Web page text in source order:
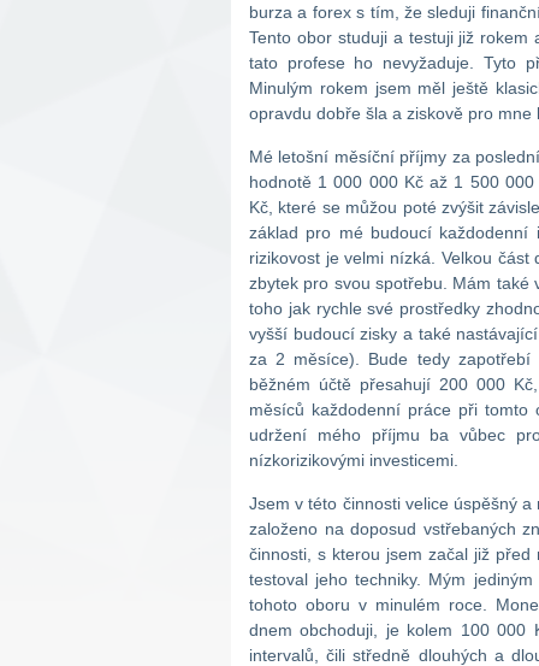
burza a forex s tím, že sleduji
Tento obor studuji a testuji již
tato profese ho nevyžaduje. Tyto
Minulým rokem jsem měl ještě
opravdu dobře šla a ziskově pro
Mé letošní měsíční příjmy za
hodnotě 1 000 000 Kč až 1 500
Kč, které se můžou poté zvýšit
základ pro mé budoucí každodenní
rizikovost je velmi nízká. Velkou
zbytek pro svou spotřebu. Mám
toho jak rychle své prostředky
vyšší budoucí zisky a také
za 2 měsíce). Bude tedy zapotřebí
běžném účtě přesahují 200 000
měsíců každodenní práce při
udržení mého příjmu ba vůbec
nízkorizikovými investicemi.
Jsem v této činnosti velice úspěšný
založeno na doposud vstřebaných
činnosti, s kterou jsem začal již
testoval jeho techniky. Mým
tohoto oboru v minulém roce.
dnem obchoduji, je kolem 100 000
intervalů, čili středně dlouhých a